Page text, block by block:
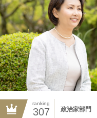
ranking
307 政治家部門